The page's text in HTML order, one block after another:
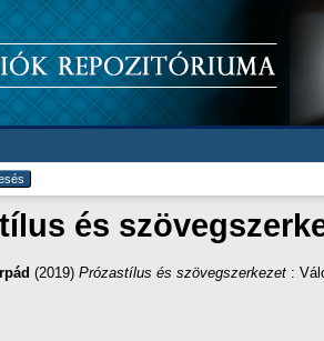
és
(2019) Prózastílus és szövegszerkezet :